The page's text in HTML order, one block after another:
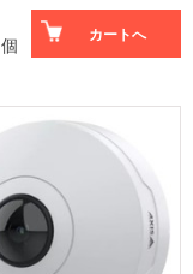
個 カートへ